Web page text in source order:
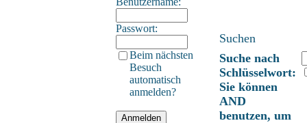
Passwort:
Beim nächsten
Besuch
automatisch
anmelden?
Suchen
Suche nach
Schlüsselwort:
Sie können
AND
benutzen, um